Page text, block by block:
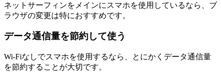
ネットサーフィンをメインにスマホを使用しているなら、ブ
ラウザの変更は特におすすめです。
データ通信量を節約して使う
Wi-Fiなしでスマホを使用するなら、とにかくデータ通信量
を節約することが大切です。